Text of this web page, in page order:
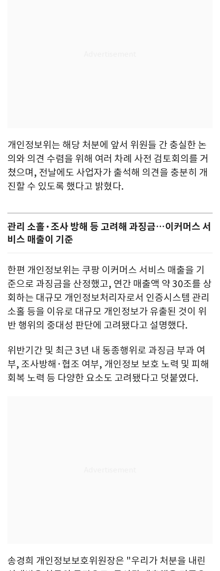
개인정보위는 해당 처분에 앞서 위원들 간 충실한 논
의와 의견 수렴을 위해 여러 차례 사전 검토회의를 거
쳤으며, 전날에도 사업자가 출석해 의견을 충분히 개
진할 수 있도록 했다고 밝혔다.
관리 소홀·조사 방해 등 고려해 과징금…이커머스 서
비스 매출이 기준
한편 개인정보위는 쿠팡 이커머스 서비스 매출을 기
준으로 과징금을 산정했고, 연간 매출액 약 30조를 상
회하는 대규모 개인정보처리자로서 인증시스템 관리
소홀 등을 이유로 대규모 개인정보가 유출된 것이 위
반 행위의 중대성 판단에 고려됐다고 설명했다.
위반기간 및 최근 3년 내 동종행위로 과징금 부과 여
부, 조사방해·협조 여부, 개인정보 보호 노력 및 피해
회복 노력 등 다양한 요소도 고려됐다고 덧붙였다.
송경희 개인정보보호위원장은 "우리가 처분을 내린